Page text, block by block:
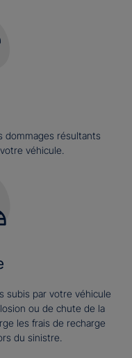
dommages résultants
véhicule.
subis par votre véhicule
ou de chute de la
les frais de recharge
du sinistre.